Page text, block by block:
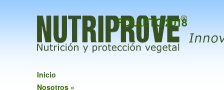
FOLLETO 2018
Inicio
Nosotros »